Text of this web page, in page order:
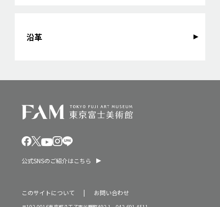
沿革
公式SNSのご紹介はこちら
このサイトについて お問い合わせ